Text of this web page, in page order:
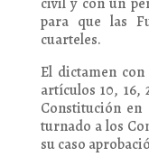
para que las
cuarteles.
El dictamen
artículos 10, 16,
Constitución
turnado a los
su caso